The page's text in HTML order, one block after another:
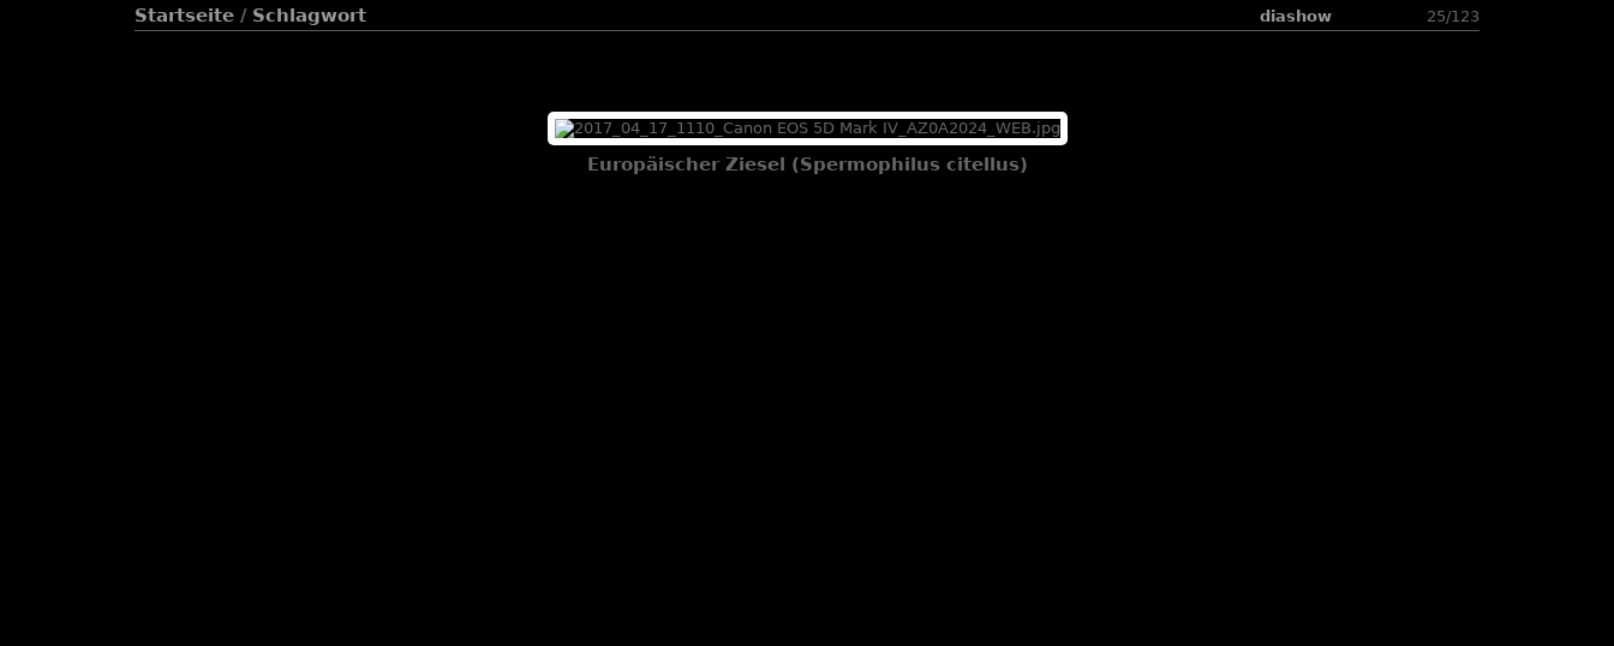
Startseite / Schlagwort 25/123
diashow
Europäischer Ziesel (Spermophilus citellus)